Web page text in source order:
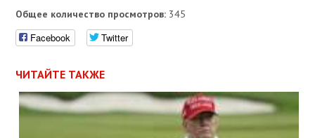
Общее количество просмотров: 345
Facebook Twitter
ЧИТАЙТЕ ТАКЖЕ